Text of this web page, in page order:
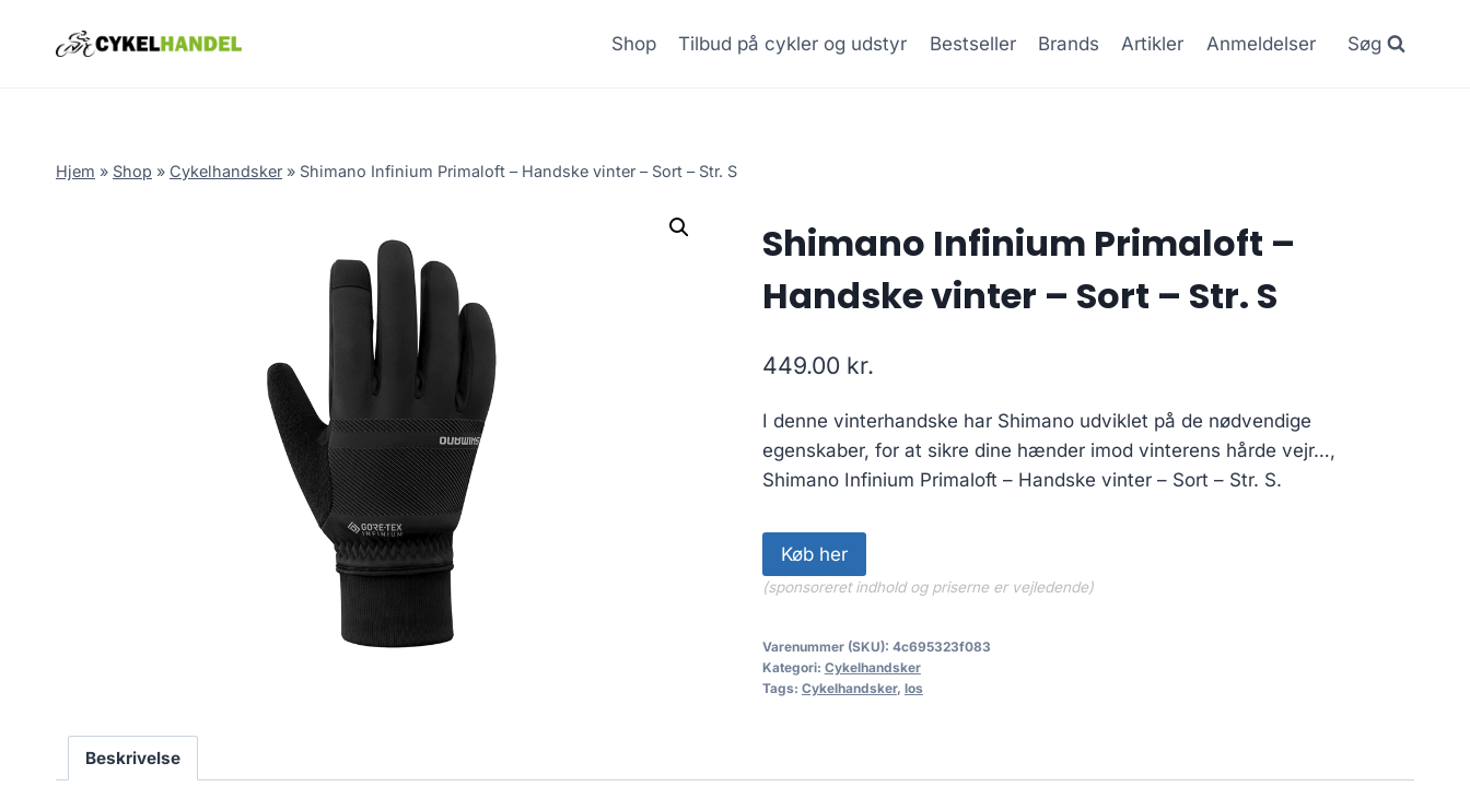
Shop Tilbud på cykler og udstyr Bestseller Brands Artikler Anmeldelser Søg
Hjem » Shop » Cykelhandsker » Shimano Infinium Primaloft – Handske vinter – Sort – Str. S
Shimano Infinium Primaloft –
Handske vinter – Sort – Str. S
449.00 kr.
I denne vinterhandske har Shimano udviklet på de nødvendige
egenskaber, for at sikre dine hænder imod vinterens hårde vejr…,
Shimano Infinium Primaloft – Handske vinter – Sort – Str. S.
Køb her
(sponsoreret indhold og priserne er vejledende)
Varenummer (SKU): 4c695323f083
Kategori: Cykelhandsker
Tags: Cykelhandsker, los
Beskrivelse